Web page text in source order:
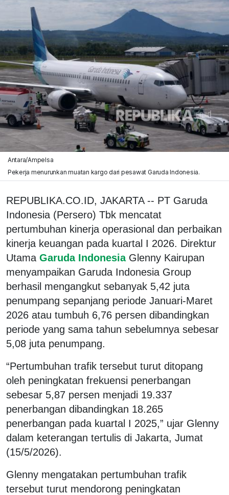
Antara/Ampelsa
Pekerja menurunkan muatan kargo dari pesawat Garuda Indonesia.
REPUBLIKA.CO.ID, JAKARTA -- PT Garuda
Indonesia (Persero) Tbk mencatat
pertumbuhan kinerja operasional dan perbaikan
kinerja keuangan pada kuartal I 2026. Direktur
Utama Garuda Indonesia Glenny Kairupan
menyampaikan Garuda Indonesia Group
berhasil mengangkut sebanyak 5,42 juta
penumpang sepanjang periode Januari-Maret
2026 atau tumbuh 6,76 persen dibandingkan
periode yang sama tahun sebelumnya sebesar
5,08 juta penumpang.
“Pertumbuhan trafik tersebut turut ditopang
oleh peningkatan frekuensi penerbangan
sebesar 5,87 persen menjadi 19.337
penerbangan dibandingkan 18.265
penerbangan pada kuartal I 2025,” ujar Glenny
dalam keterangan tertulis di Jakarta, Jumat
(15/5/2026).
Glenny mengatakan pertumbuhan trafik
tersebut turut mendorong peningkatan